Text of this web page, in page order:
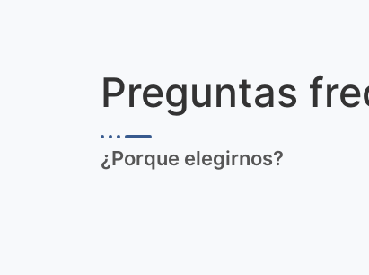
Preguntas
¿Porque elegirnos?